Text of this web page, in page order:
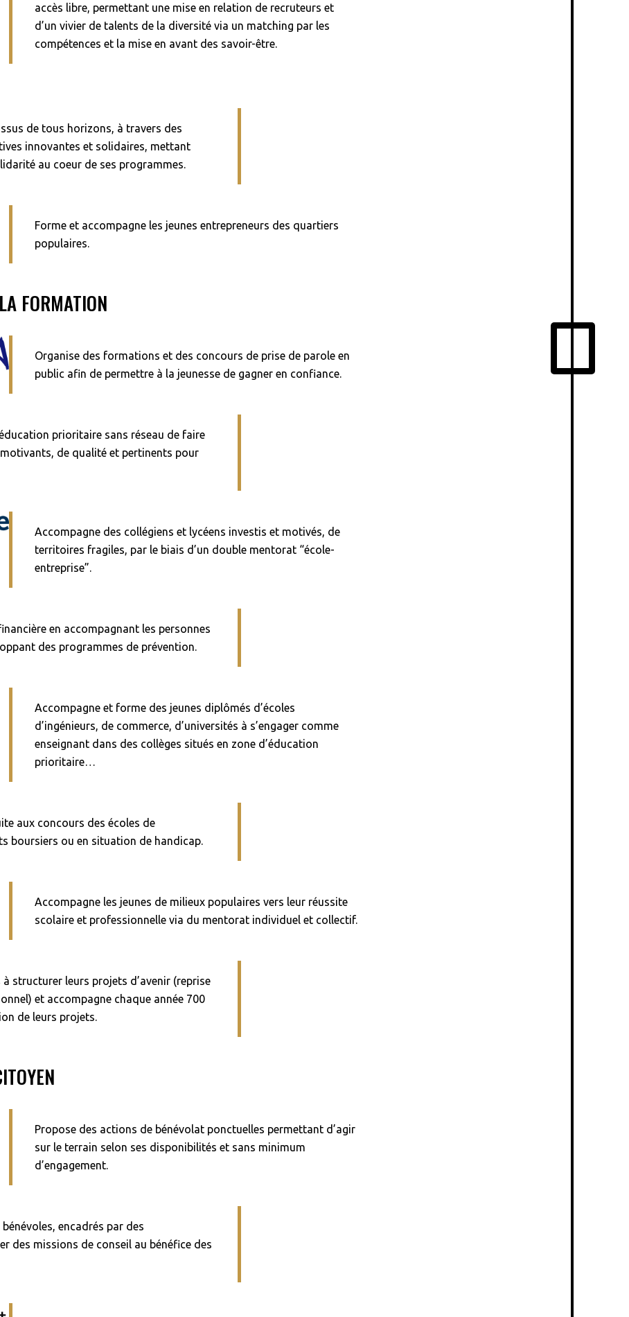
accès libre, permettant une mise en relation de recruteurs et
d’un vivier de talents de la diversité via un matching par les
compétences et la mise en avant des savoir-être.
de tous horizons, à travers des
innovantes et solidaires, mettant
au coeur de ses programmes.
Forme et accompagne les jeunes entrepreneurs des quartiers
populaires.
FORMATION
Organise des formations et des concours de prise de parole en
public afin de permettre à la jeunesse de gagner en confiance.
prioritaire sans réseau de faire
de qualité et pertinents pour
Accompagne des collégiens et lycéens investis et motivés, de
territoires fragiles, par le biais d’un double mentorat “école-
entreprise”.
en accompagnant les personnes
des programmes de prévention.
Accompagne et forme des jeunes diplômés d’écoles
d’ingénieurs, de commerce, d’universités à s’engager comme
enseignant dans des collèges situés en zone d’éducation
prioritaire…
aux concours des écoles de
boursiers ou en situation de handicap.
Accompagne les jeunes de milieux populaires vers leur réussite
scolaire et professionnelle via du mentorat individuel et collectif.
à structurer leurs projets d’avenir (reprise
et accompagne chaque année 700
de leurs projets.
Propose des actions de bénévolat ponctuelles permettant d’agir
sur le terrain selon ses disponibilités et sans minimum
d’engagement.
encadrés par des
des missions de conseil au bénéfice des